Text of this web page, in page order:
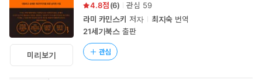
미리보기
4.8
(6) 관심 59
라미 카민스키
저자 최지숙 번역
21세기북스 출판
관심